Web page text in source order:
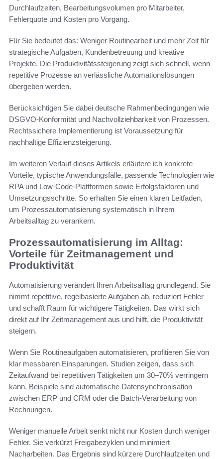
Durchlaufzeiten, Bearbeitungsvolumen pro Mitarbeiter,
Fehlerquote und Kosten pro Vorgang.
Für Sie bedeutet das: Weniger Routinearbeit und mehr Zeit für
strategische Aufgaben, Kundenbetreuung und kreative
Projekte. Die Produktivitätssteigerung zeigt sich schnell, wenn
repetitive Prozesse an verlässliche Automationslösungen
übergeben werden.
Berücksichtigen Sie dabei deutsche Rahmenbedingungen wie
DSGVO-Konformität und Nachvollziehbarkeit von Prozessen.
Rechtssichere Implementierung ist Voraussetzung für
nachhaltige Effizienzsteigerung.
Im weiteren Verlauf dieses Artikels erläutere ich konkrete
Vorteile, typische Anwendungsfälle, passende Technologien wie
RPA und Low-Code-Plattformen sowie Erfolgsfaktoren und
Umsetzungs­schritte. So erhalten Sie einen klaren Leitfaden,
um Prozessautomatisierung systematisch in Ihrem
Arbeitsalltag zu verankern.
Prozessautomatisierung im Alltag:
Vorteile für Zeitmanagement und
Produktivität
Automatisierung verändert Ihren Arbeitsalltag grundlegend. Sie
nimmt repetitive, regelbasierte Aufgaben ab, reduziert Fehler
und schafft Raum für wichtigere Tätigkeiten. Das wirkt sich
direkt auf Ihr Zeitmanagement aus und hilft, die Produktivität
steigern.
Wenn Sie Routineaufgaben automatisieren, profitieren Sie von
klar messbaren Einsparungen. Studien zeigen, dass sich
Zeitaufwand bei repetitiven Tätigkeiten um 30–70% verringern
kann. Beispiele sind automatische Datensynchronisation
zwischen ERP und CRM oder die Batch-Verarbeitung von
Rechnungen.
Weniger manuelle Arbeit senkt nicht nur Kosten durch weniger
Fehler. Sie verkürzt Freigabezyklen und minimiert
Nacharbeiten. Das Ergebnis sind kürzere Durchlaufzeiten und